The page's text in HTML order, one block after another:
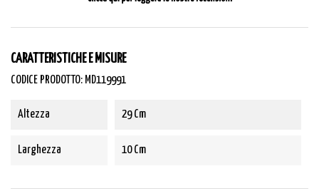
CARATTERISTICHE E MISURE
CODICE PRODOTTO: MD119991
Altezza 29 Cm
Larghezza 10 Cm